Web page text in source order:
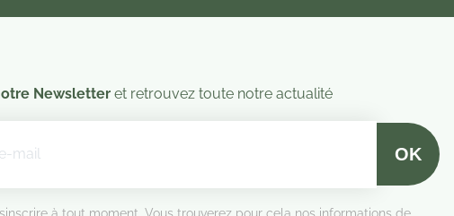
Newsletter et retrouvez toute notre actualité